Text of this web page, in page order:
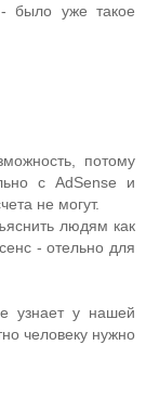
было уже такое
потому
с AdSense и
не могут.
людям как
- отельно для
узнает у нашей
человеку нужно